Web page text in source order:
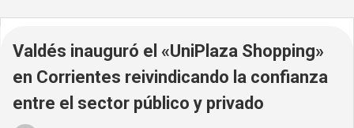
Valdés inauguró el «UniPlaza Shopping»
en Corrientes reivindicando la confianza
entre el sector público y privado